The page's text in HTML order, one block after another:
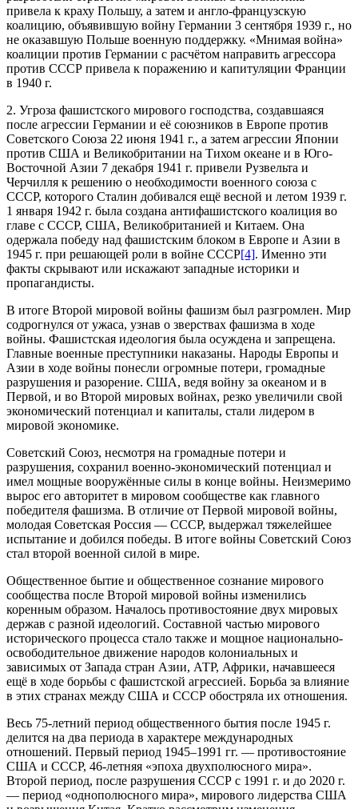
привела к краху Польшу, а затем и англо-французскую
коалицию, объявившую войну Германии 3 сентября 1939 г., но
не оказавшую Польше военную поддержку. «Мнимая война»
коалиции против Германии с расчётом направить агрессора
против СССР привела к поражению и капитуляции Франции
в 1940 г.
2. Угроза фашистского мирового господства, создавшаяся
после агрессии Германии и её союзников в Европе против
Советского Союза 22 июня 1941 г., а затем агрессии Японии
против США и Великобритании на Тихом океане и в Юго-
Восточной Азии 7 декабря 1941 г. привели Рузвельта и
Черчилля к решению о необходимости военного союза с
СССР, которого Сталин добивался ещё весной и летом 1939 г.
1 января 1942 г. была создана антифашистского коалиция во
главе с СССР, США, Великобританией и Китаем. Она
одержала победу над фашистским блоком в Европе и Азии в
1945 г. при решающей роли в войне СССР[4]. Именно эти
факты скрывают или искажают западные историки и
пропагандисты.
В итоге Второй мировой войны фашизм был разгромлен. Мир
содрогнулся от ужаса, узнав о зверствах фашизма в ходе
войны. Фашистская идеология была осуждена и запрещена.
Главные военные преступники наказаны. Народы Европы и
Азии в ходе войны понесли огромные потери, громадные
разрушения и разорение. США, ведя войну за океаном и в
Первой, и во Второй мировых войнах, резко увеличили свой
экономический потенциал и капиталы, стали лидером в
мировой экономике.
Советский Союз, несмотря на громадные потери и
разрушения, сохранил военно-экономический потенциал и
имел мощные вооружённые силы в конце войны. Неизмеримо
вырос его авторитет в мировом сообществе как главного
победителя фашизма. В отличие от Первой мировой войны,
молодая Советская Россия — СССР, выдержал тяжелейшее
испытание и добился победы. В итоге войны Советский Союз
стал второй военной силой в мире.
Общественное бытие и общественное сознание мирового
сообщества после Второй мировой войны изменились
коренным образом. Началось противостояние двух мировых
держав с разной идеологий. Составной частью мирового
исторического процесса стало также и мощное национально-
освободительное движение народов колониальных и
зависимых от Запада стран Азии, АТР, Африки, начавшееся
ещё в ходе борьбы с фашистской агрессией. Борьба за влияние
в этих странах между США и СССР обостряла их отношения.
Весь 75-летний период общественного бытия после 1945 г.
делится на два периода в характере международных
отношений. Первый период 1945–1991 гг. — противостояние
США и СССР, 46-летняя «эпоха двухполюсного мира».
Второй период, после разрушения СССР с 1991 г. и до 2020 г.
— период «однополюсного мира», мирового лидерства США